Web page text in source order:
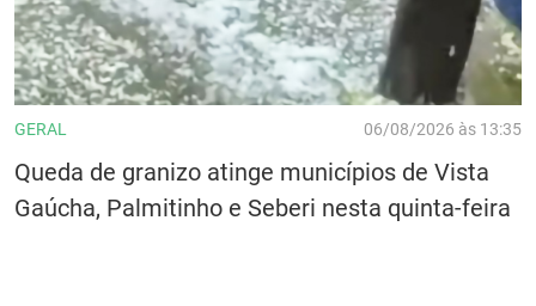
GERAL 06/08/2026 às 13:35
Queda de granizo atinge municípios de Vista
Gaúcha, Palmitinho e Seberi nesta quinta-feira